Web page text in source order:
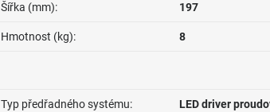
Šířka (mm): 197
Hmotnost (kg): 8
Typ předřadného systému: LED driver